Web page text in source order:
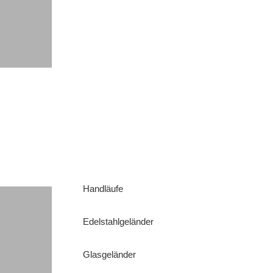
Handläufe
Edelstahlgeländer
Glasgeländer